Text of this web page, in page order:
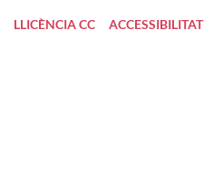
LLICÈNCIA CC ACCESSIBILITAT